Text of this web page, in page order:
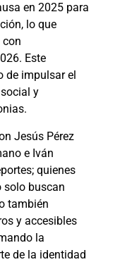
en 2025 para
lo que
con
Este
de impulsar el
y
Jesús Pérez
e Iván
quienes
solo buscan
también
y accesibles
la
de la identidad